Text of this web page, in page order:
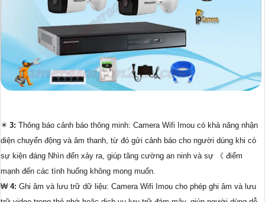
✴️ 3: Thông báo cảnh báo thông minh: Camera Wifi Imou có khả năng nhận
diện chuyển động và âm thanh, từ đó gửi cảnh báo cho người dùng khi có
sự kiện đáng Nhìn đến xảy ra, giúp tăng cường an ninh và sự 《 điểm
mạnh đến các tình huống không mong muốn.
₩ 4: Ghi âm và lưu trữ dữ liệu: Camera Wifi Imou cho phép ghi âm và lưu